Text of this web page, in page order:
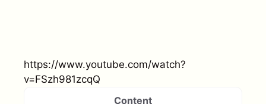
https://www.youtube.com/watch?
v=FSzh981zcqQ
Content